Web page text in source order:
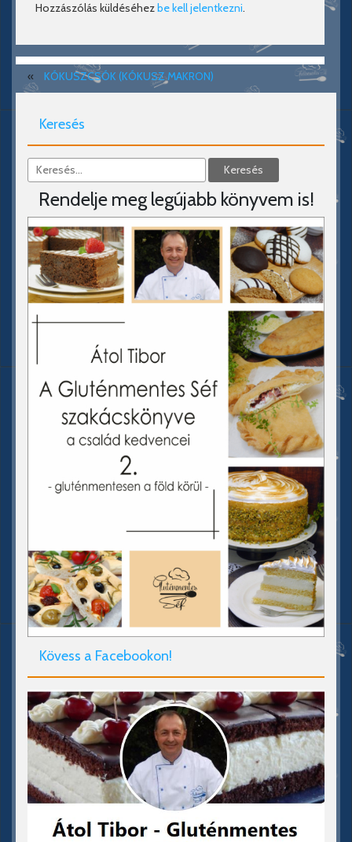
Hozzászólás küldéséhezbe kell jelentkezni.
« KÓKUSZCSÓK (KÓKUSZ MAKRON)
Keresés
Rendelje meg legújabb könyvem is!
Kövess a Facebookon!